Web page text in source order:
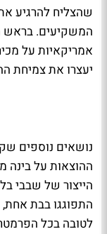
שהצליח להרגיע
המשקיעים.
אמריקאיות על
יעצרו את צמיחת
נושאים נוספים
ההוצאות על בינה
הייצור של שבבי
התפוגגו בבת
לטובה בכל